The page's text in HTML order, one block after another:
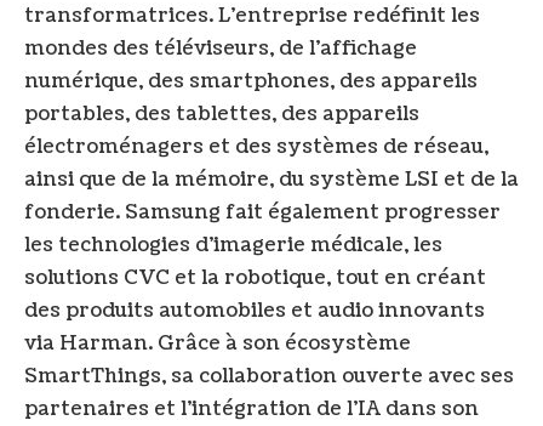
transformatrices. L’entreprise redéfinit les
mondes des téléviseurs, de l’affichage
numérique, des smartphones, des appareils
portables, des tablettes, des appareils
électroménagers et des systèmes de réseau,
ainsi que de la mémoire, du système LSI et de la
fonderie. Samsung fait également progresser
les technologies d’imagerie médicale, les
solutions CVC et la robotique, tout en créant
des produits automobiles et audio innovants
via Harman. Grâce à son écosystème
SmartThings, sa collaboration ouverte avec ses
partenaires et l’intégration de l’IA dans son